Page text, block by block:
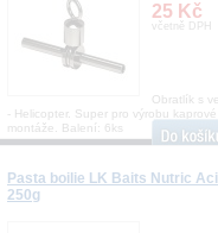
25 Kč
včetně DPH
Obratlík s
- Helicopter. Super pro výrobu kaprové
montáže. Balení: 6ks
Pasta boilie LK Baits Nutric
250g